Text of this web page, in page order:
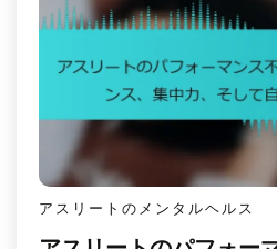
アスリートのメンタルヘルス